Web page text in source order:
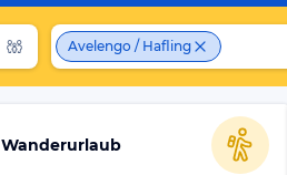
Avelengo / Hafling
Wanderurlaub